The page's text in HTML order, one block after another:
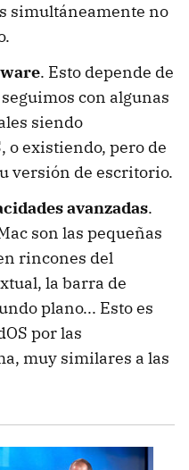
simultáneamente no
. Esto depende de
con algunas
siendo
o existiendo, pero de
versión de escritorio.
avanzadas.
son las pequeñas
rincones del
la barra de
plano... Esto es
por las
muy similares a las